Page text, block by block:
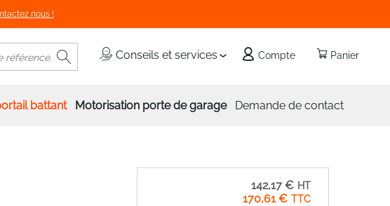
nous !
Panier
Conseils et services Compte
Rechercher
battant Motorisation porte de garage Demande de contact
170,61 €
142,17 €